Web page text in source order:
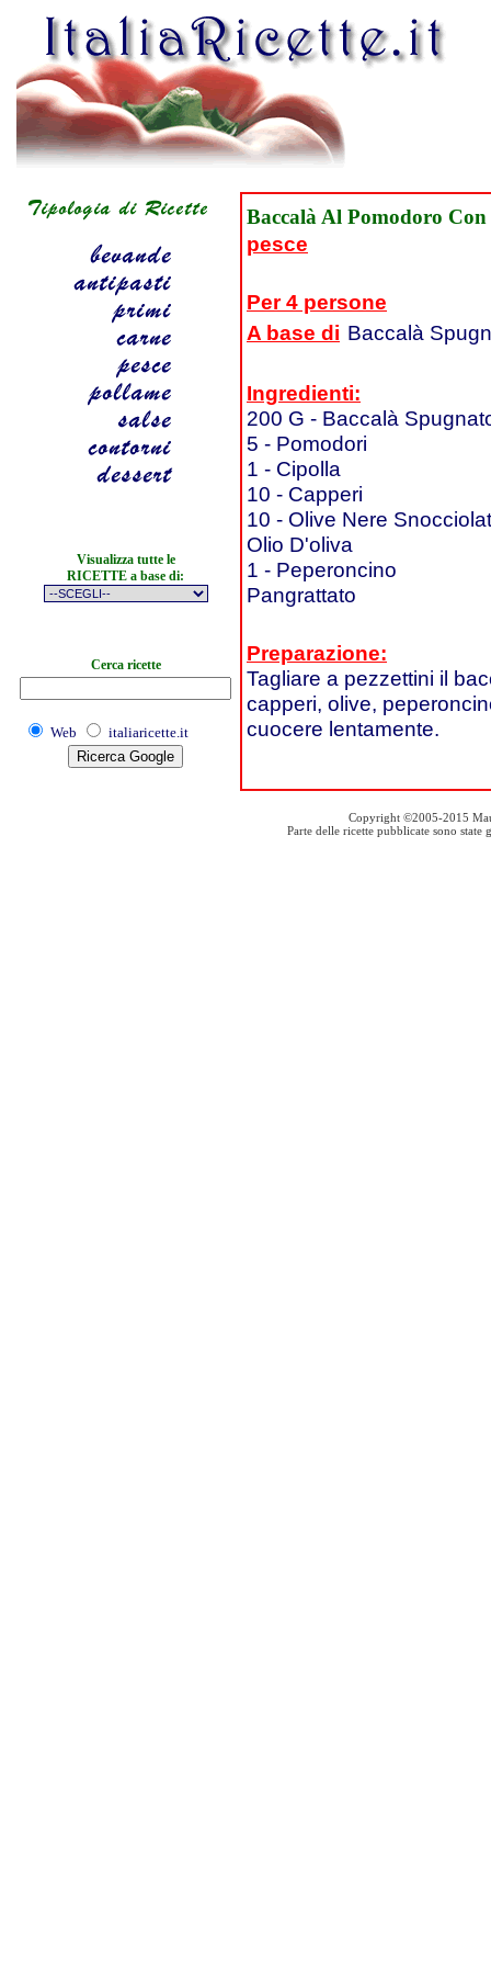
Visualizza tutte le
RICETTE a base di:
Cerca ricette
Web italiaricette.it
Baccalà Al Pomodoro
pesce
Per 4 persone
A base di Baccalà
Ingredienti:
200 G - Baccalà
5 - Pomodori
1 - Cipolla
10 - Capperi
10 - Olive Nere
Olio D'oliva
1 - Peperoncino
Pangrattato
Preparazione:
Tagliare a pezzettini il
capperi, olive,
cuocere lentamente.
Copyright ©2005-2015
Parte delle ricette pubblicate sono state